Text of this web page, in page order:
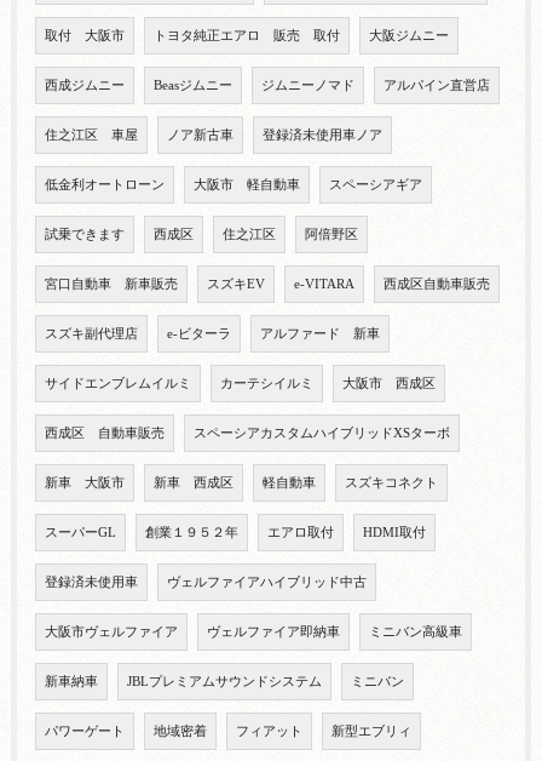
取付 大阪市 トヨタ純正エアロ 販売 取付 大阪ジムニー
西成ジムニー Beasジムニー ジムニーノマド アルパイン直営店
住之江区 車屋 ノア新古車 登録済未使用車ノア
低金利オートローン 大阪市 軽自動車 スペーシアギア
試乗できます 西成区 住之江区 阿倍野区
宮口自動車 新車販売 スズキEV e-VITARA 西成区自動車販売
スズキ副代理店 e-ビターラ アルファード 新車
サイドエンブレムイルミ カーテシイルミ 大阪市 西成区
西成区 自動車販売 スペーシアカスタムハイブリッドXSターボ
新車 大阪市 新車 西成区 軽自動車 スズキコネクト
スーパーGL 創業１９５２年 エアロ取付 HDMI取付
登録済未使用車 ヴェルファイアハイブリッド中古
大阪市ヴェルファイア ヴェルファイア即納車 ミニバン高級車
新車納車 JBLプレミアムサウンドシステム ミニバン
パワーゲート 地域密着 フィアット 新型エブリィ